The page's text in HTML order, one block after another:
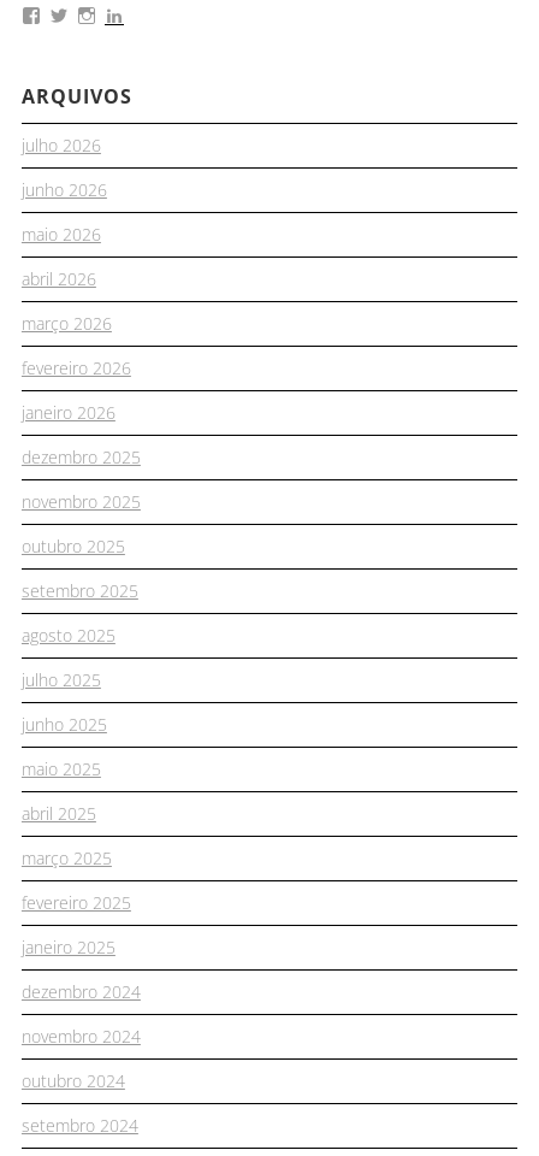
ARQUIVOS
julho 2026
junho 2026
maio 2026
abril 2026
março 2026
fevereiro 2026
janeiro 2026
dezembro 2025
novembro 2025
outubro 2025
setembro 2025
agosto 2025
julho 2025
junho 2025
maio 2025
abril 2025
março 2025
fevereiro 2025
janeiro 2025
dezembro 2024
novembro 2024
outubro 2024
setembro 2024